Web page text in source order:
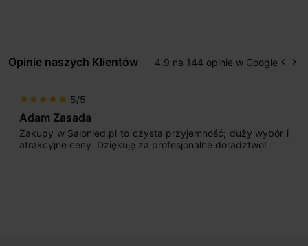
Opinie naszych Klientów 4.9 na 144 opinie w Google keyboard_arrow_left keyboard_arrow_right
star star star star star 5/5
Adam Zasada
Zakupy w Salonled.pl to czysta przyjemność; duży wybór i
atrakcyjne ceny. Dziękuję za profesjonalne doradztwo!